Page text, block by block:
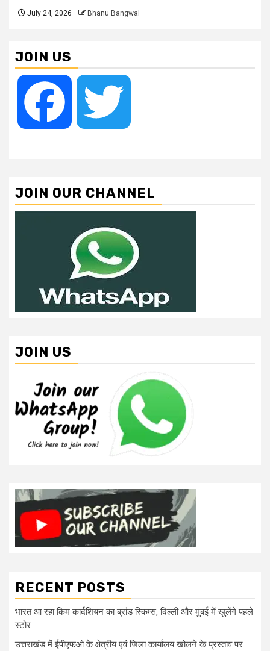
July 24, 2026 Bhanu Bangwal
JOIN US
Facebook
JOIN OUR CHANNEL
JOIN US
RECENT POSTS
भारत आ रहा किम कार्दशियन का ब्रांड स्किम्स, दिल्ली और मुंबई में खुलेंगे पहले
स्टोर
उत्तराखंड में ईपीएफओ के क्षेत्रीय एवं जिला कार्यालय खोलने के प्रस्ताव पर